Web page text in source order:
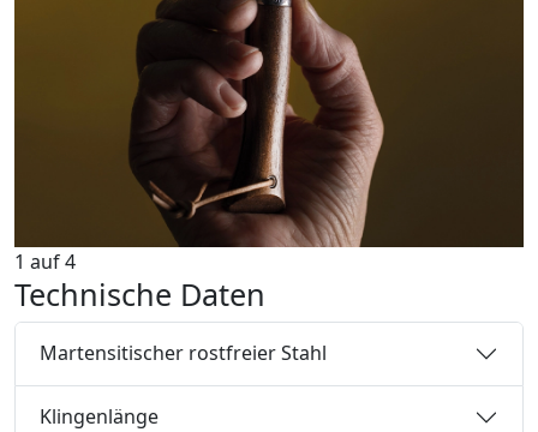
1 auf4
Technische Daten
Martensitischer rostfreier Stahl
Klingenlänge